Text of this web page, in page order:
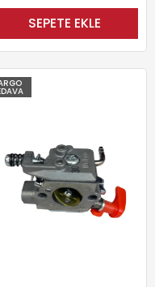
SEPETE EKLE